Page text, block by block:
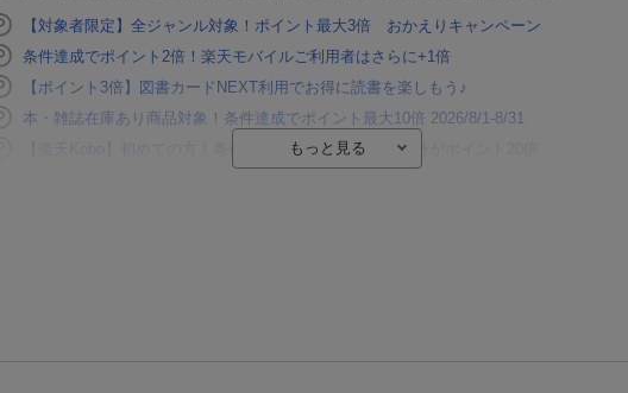
【対象者限定】全ジャンル対象！ポイント最大3倍 おかえりキャンペーン
条件達成でポイント2倍！楽天モバイルご利用者はさらに+1倍
【ポイント3倍】図書カードNEXT利用でお得に読書を楽しもう♪
本・雑誌在庫あり商品対象！条件達成でポイント最大10倍 2026/8/1-8/31
【楽天Kobo】初めての方！条件達成で楽天ブックス購入分がポイント20倍